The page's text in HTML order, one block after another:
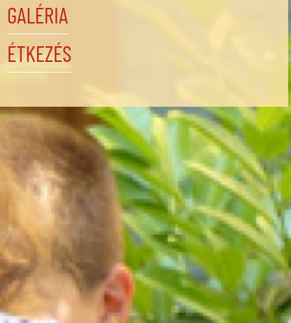
GALÉRIA
ÉTKEZÉS